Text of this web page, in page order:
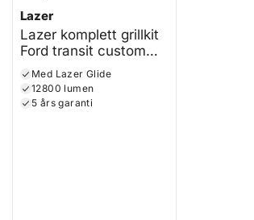
Lazer
Lazer komplett grillkit
Ford transit custom
(2024+)
Med Lazer Glide
12800 lumen
5 års garanti